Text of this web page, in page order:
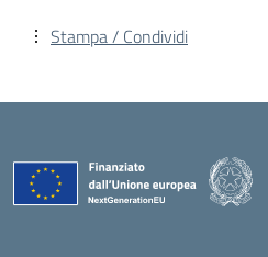
Stampa / Condividi